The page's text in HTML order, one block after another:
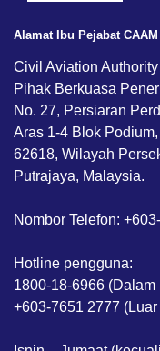
Alamat Ibu Pejabat CAAM
Civil Aviation
Pihak Berkuasa
No. 27, Persiaran
Aras 1-4 Blok Podium,
62618, Wilayah
Putrajaya, Malaysia.
Nombor Telefon:
Hotline pengguna:
1800-18-6966 (Dalam
+603-7651 2777